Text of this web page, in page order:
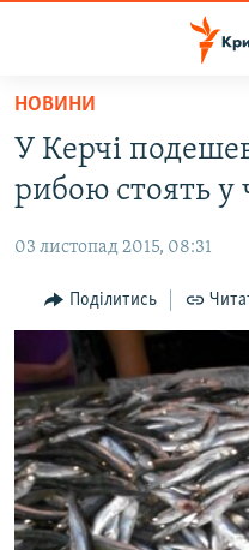
Перейти
основного
матеріалу
Перейти
до
навігації
Перейти
до
пошуку
ВОДА.КРИМ
ВІДЕО ТА ФОТО
ПОЛІТИКА
БЛОГИ
ІНТЕРВ'Ю
ВСЕ ЗА ДЕНЬ
СПЕЦПРОЕКТИ
ДЕПОРТАЦІЯ
ЯК ОБІЙТИ
НОВИНИ
У Керчі
рибою стоять у
03 листопад 2015, 08:31
Поділитись